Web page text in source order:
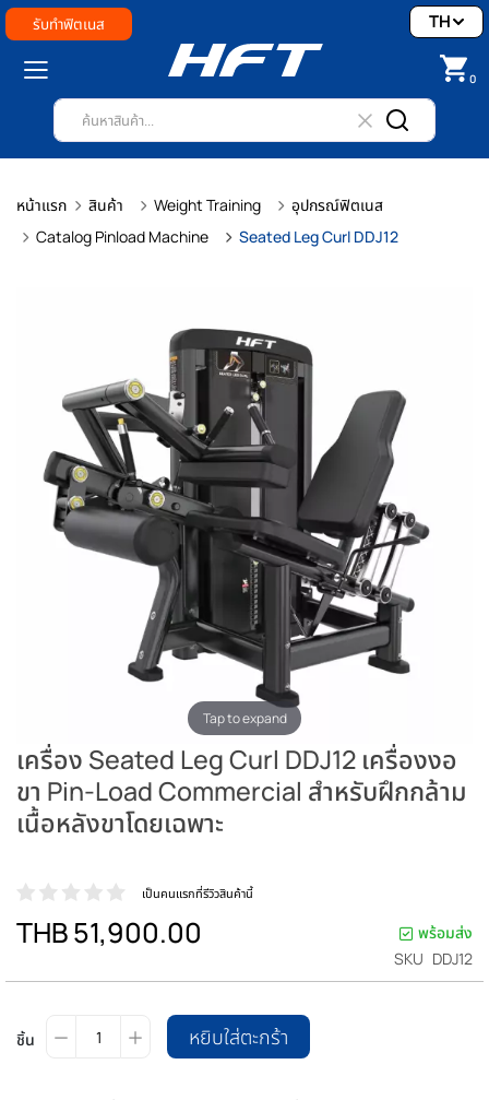
รับทำฟิตเนส
0
TH
หน้าแรก สินค้า Weight Training
อุปกรณ์ฟิตเนส
Catalog Pinload Machine
Seated Leg Curl DDJ12
Tap to expand
เครื่อง Seated Leg Curl DDJ12 เครื่องงอ
ขา Pin-Load Commercial สำหรับฝึกกล้าม
เนื้อหลังขาโดยเฉพาะ
เป็นคนแรกที่รีวิวสินค้านี้
THB 51,900.00
พร้อมส่ง
SKU DDJ12
ชิ้น หยิบใส่ตะกร้า